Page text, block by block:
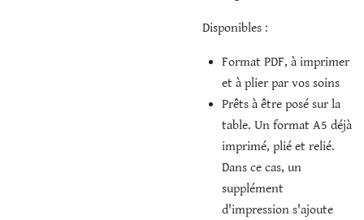
Disponibles :
Format PDF, à imprimer
et à plier par vos soins
Prêts à être posé sur la
table. Un format A5 déjà
imprimé, plié et relié.
Dans ce cas, un
supplément
d'impression s'ajoute